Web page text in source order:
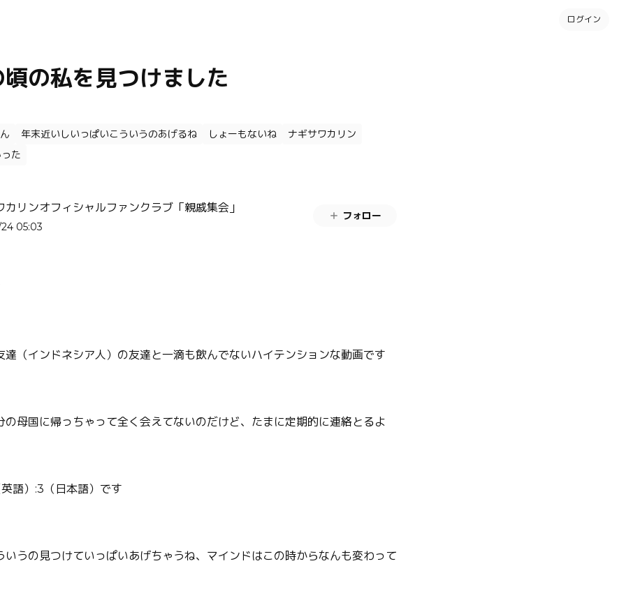
ログイン
の私を見つけました
年末近いしいっぱいこういうのあげるね しょーもないね
ナギサワカリン
た
カリンオフィシャルファンクラブ「親戚集会」
05:03
フォロー
達（インドネシア人）の友達と一滴も飲んでないハイテンションな動画です
の母国に帰っちゃって全く会えてないのだけど、たまに定期的に連絡とるよ
語）:3（日本語）です
いうの見つけていっぱいあげちゃうね、マインドはこの時からなんも変わって